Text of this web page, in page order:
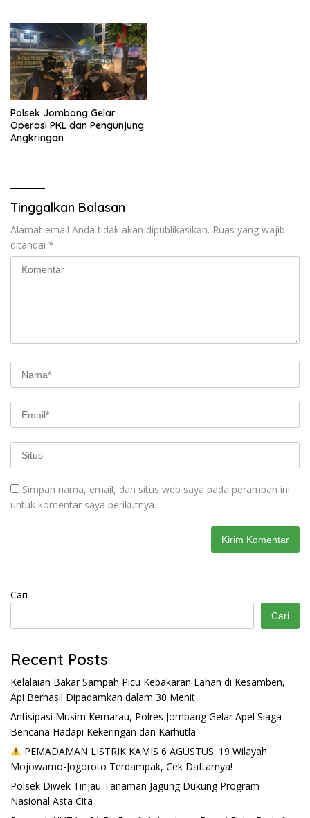
Polsek Jombang Gelar
Operasi PKL dan Pengunjung
Angkringan
Tinggalkan Balasan
Alamat email Anda tidak akan dipublikasikan. Ruas yang wajib
ditandai *
Simpan nama, email, dan situs web saya pada peramban ini
untuk komentar saya berikutnya.
Cari
Cari
Recent Posts
Kelalaian Bakar Sampah Picu Kebakaran Lahan di Kesamben,
Api Berhasil Dipadamkan dalam 30 Menit
Antisipasi Musim Kemarau, Polres Jombang Gelar Apel Siaga
Bencana Hadapi Kekeringan dan Karhutla
PEMADAMAN LISTRIK KAMIS 6 AGUSTUS: 19 Wilayah
Mojowarno-Jogoroto Terdampak, Cek Daftarnya!
Polsek Diwek Tinjau Tanaman Jagung Dukung Program
Nasional Asta Cita